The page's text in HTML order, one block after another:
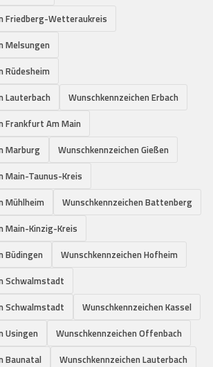
Friedberg-Wetteraukreis
Melsungen
Rüdesheim
Lauterbach
Wunschkennzeichen Erbach
Frankfurt Am Main
Marburg
Wunschkennzeichen Gießen
Main-Taunus-Kreis
Mühlheim
Wunschkennzeichen Battenberg
Main-Kinzig-Kreis
Büdingen
Wunschkennzeichen Hofheim
Schwalmstadt
Schwalmstadt
Wunschkennzeichen Kassel
Usingen
Wunschkennzeichen Offenbach
Baunatal
Wunschkennzeichen Lauterbach